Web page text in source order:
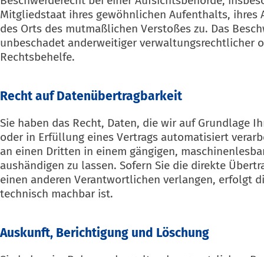
Mitgliedstaat ihres gewöhnlichen Aufenthalts, ihres
des Orts des mutmaßlichen Verstoßes zu. Das
unbeschadet anderweitiger verwaltungsrechtlicher
Rechtsbehelfe.
Recht auf Daten­übertrag­barkeit
Sie haben das Recht, Daten, die wir auf Grundlage
oder in Erfüllung eines Vertrags automatisiert
an einen Dritten in einem gängigen,
aushändigen zu lassen. Sofern Sie die direkte
einen anderen Verantwortlichen verlangen, erfolgt
technisch machbar ist.
Auskunft, Berichtigung und Löschung